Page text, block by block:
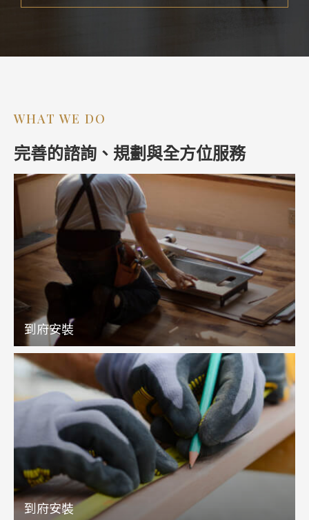
WHAT WE DO
完善的諮詢、規劃與全方位服務
到府安裝
到府安裝